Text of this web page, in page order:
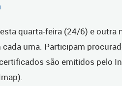
quarta-feira (24/6) e outra
uma. Participam
são emitidos pelo